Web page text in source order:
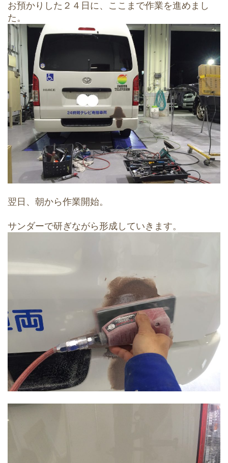
お預かりした２４日に、ここまで作業を進めまし
た。
翌日、朝から作業開始。
サンダーで研ぎながら形成していきます。